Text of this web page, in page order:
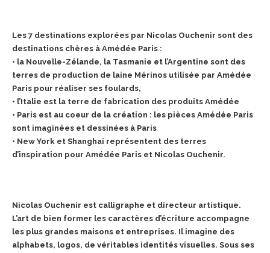
Les 7 destinations explorées par Nicolas Ouchenir sont des
destinations chères à Amédée Paris :
• la Nouvelle-Zélande, la Tasmanie et l’Argentine sont des
terres de production de laine Mérinos utilisée par Amédée
Paris pour réaliser ses foulards,
• l’Italie est la terre de fabrication des produits Amédée
• Paris est au coeur de la création : les pièces Amédée Paris
sont imaginées et dessinées à Paris
• New York et Shanghai représentent des terres
d’inspiration pour Amédée Paris et Nicolas Ouchenir.
Nicolas Ouchenir est calligraphe et directeur artistique.
L’art de bien former les caractères d’écriture accompagne
les plus grandes maisons et entreprises. Il imagine des
alphabets, logos, de véritables identités visuelles. Sous ses